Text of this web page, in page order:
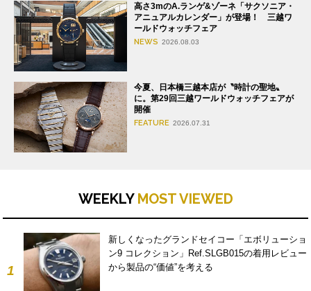
高さ3mのA.ランゲ&ゾーネ「サクソニア・
アニュアルカレンダー」が登場！ 三越ワ
ールドウォッチフェア
NEWS 2026.08.03
今夏、日本橋三越本店が〝時計の聖地〟
に。第29回三越ワールドウォッチフェアが
開催
FEATURE 2026.07.31
WEEKLY MOST VIEWED
1
新しくなったグランドセイコー「エボリューショ
ン9 コレクション」Ref.SLGB015の着用レビュー
から製品の“価値”を考える